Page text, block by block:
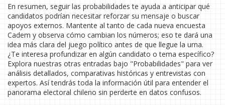
En resumen, seguir las probabilidades te ayuda a anticipar qué
candidatos podrían necesitar reforzar su mensaje o buscar
apoyos externos. Mantente al tanto de cada nueva encuesta
Cadem y observa cómo cambian los números; eso te dará una
idea más clara del juego político antes de que llegue la urna.
¿Te interesa profundizar en algún candidato o tema específico?
Explora nuestras otras entradas bajo "Probabilidades" para ver
análisis detallados, comparativas históricas y entrevistas con
expertos. Así tendrás toda la información útil para entender el
panorama electoral chileno sin perderte en datos confusos.